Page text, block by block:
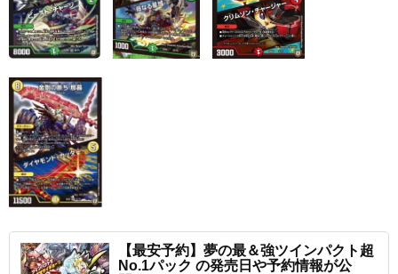
【最安予約】夢の最＆強ツインパクト超
No.1パック の発売日や予約情報が公